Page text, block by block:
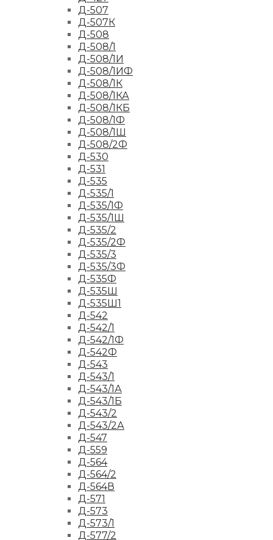
Д-507
Д-507К
Д-508
Д-508/1
Д-508/1И
Д-508/1ИФ
Д-508/1К
Д-508/1КА
Д-508/1КБ
Д-508/1Ф
Д-508/1Ш
Д-508/2Ф
Д-530
Д-531
Д-535
Д-535/1
Д-535/1Ф
Д-535/1Ш
Д-535/2
Д-535/2Ф
Д-535/3
Д-535/3Ф
Д-535Ф
Д-535Ш
Д-535Ш1
Д-542
Д-542/1
Д-542/1Ф
Д-542Ф
Д-543
Д-543/1
Д-543/1А
Д-543/1Б
Д-543/2
Д-543/2А
Д-547
Д-559
Д-564
Д-564/2
Д-564В
Д-571
Д-573
Д-573/1
Д-577/2